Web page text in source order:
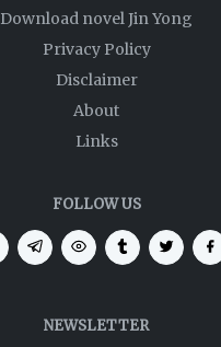
Download novel Jin Yong
Privacy Policy
Disclaimer
About
Links
FOLLOW US
NEWSLETTER